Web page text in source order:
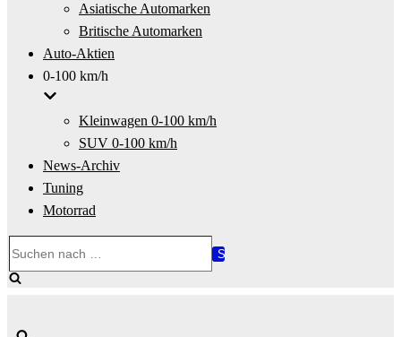
Asiatische Automarken
Britische Automarken
Auto-Aktien
0-100 km/h
Kleinwagen 0-100 km/h
SUV 0-100 km/h
News-Archiv
Tuning
Motorrad
nach …